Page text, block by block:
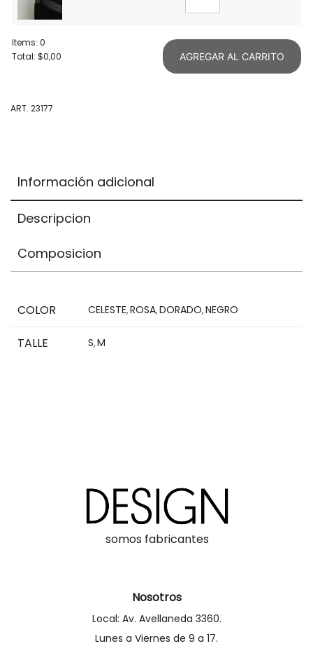
Items: 0
Total: $0,00
Your
AGREGAR AL CARRITO
ART. 23177
Información adicional
Descripcion
Composicion
COLOR CELESTE,ROSA,DORADO,NEGRO
TALLE S,M
somos fabricantes
Nosotros
Local: Av. Avellaneda 3360.
Lunes a Viernes de 9 a 17.